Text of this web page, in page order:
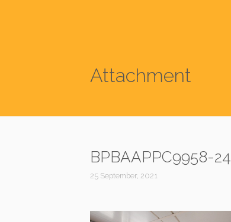
Attachment
BPBAAPPC9958-24
25 September, 2021